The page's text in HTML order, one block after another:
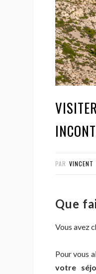
PAR VINCENT
Que
Vous avez
Pour vous
votre